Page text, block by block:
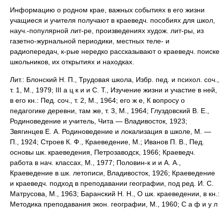
Информацию о родном крае, важных событиях в его жизни
учащиеся и учителя получают в краеведч. пособиях для школ,
науч.-популярной лит-ре, произведениях худож. лит-ры, из
газетно-журнальной периодики, местных теле- и
радиопередач, к-рые нередко рассказывают о краеведч. поиске
школьников, их открытиях и находках.
Лит.: Блонский Н. П., Трудовая школа, Избр. пед. и психол. соч.,
т. 1, М., 1979; III а ц к и и С. Т., Изучение жизни и участие в ней,
в его кн.: Пед. соч., т. 2, М., 1964; его ж е, К вопросу о
педагогике деревни, там же, т. 3, М., 1964; Глуздовский В. Е.,
Родиноведение и учитель, Чита — Владивосток, 1923;
Звягинцев Е. А. Родиноведение и локализация в школе, М. —
П., 1924; Строев К. Ф., Краеведение, М.; Иванов П. В., Пед.
основы шк. краеведения, Петрозаводск, 1966; Краеведч.
работа в нач. классах, М., 1977; Половин-к и и А. А.,
Краеведение в шк. летописи, Владивосток, 1926; Краеведение
и краеведч. подход в преподавании географии, под ред. И. С.
Матрусова, М., 1963; Баранский Н. Н., О шк. краеведении, в кн.:
Методика преподавания экон. географии, М., 1960; С а ф и у л